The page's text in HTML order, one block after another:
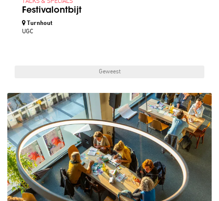
Festivalontbijt
TALKS & SPECIALS
Turnhout
UGC
Geweest